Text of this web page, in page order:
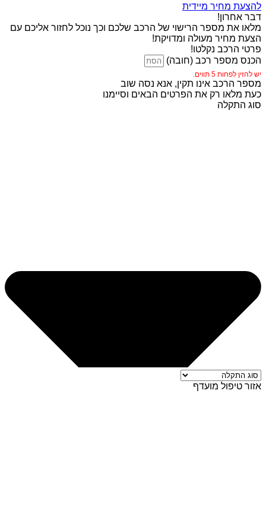
להצעת מחיר מיידית
דבר אחרון!
מלאו את מספר הרישוי של הרכב שלכם וכך נוכל לחזור אליכם עם
הצעת מחיר מעולה ומדויקת!
פרטי הרכב נקלטו!
הכנס מספר רכב (חובה)
יש להזין לפחות 5 תווים.
מספר הרכב אינו תקין, אנא נסה שוב
כעת מלאו רק את הפרטים הבאים וסיימנו
סוג התקלה
אזור טיפול מועדף